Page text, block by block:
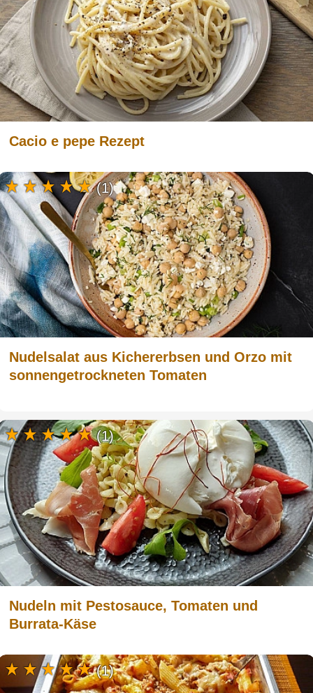
Cacio e pepe Rezept
Nudelsalat aus Kichererbsen und Orzo mit
sonnengetrockneten Tomaten
(1)
Nudeln mit Pestosauce, Tomaten und
Burrata-Käse
(1)
(1)